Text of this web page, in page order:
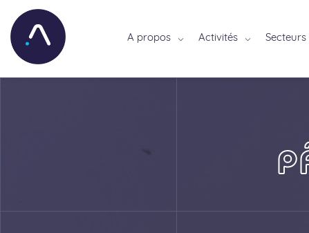
A propos Activités Secteurs